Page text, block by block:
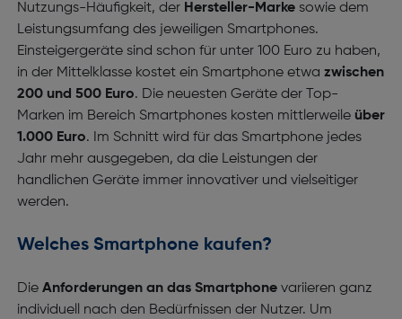
Nutzungs-Häufigkeit, der Hersteller-Markesowie dem
Leistungsumfang des jeweiligen Smartphones.
Einsteigergeräte sind schon für unter 100 Euro zu haben,
in der Mittelklasse kostet ein Smartphone etwa zwischen
200 und 500 Euro. Die neuesten Geräte der Top-
Marken im Bereich Smartphones kosten mittlerweile über
1.000 Euro. Im Schnitt wird für das Smartphone jedes
Jahr mehr ausgegeben, da die Leistungen der
handlichen Geräte immer innovativer und vielseitiger
werden.
Welches Smartphone kaufen?
Die Anforderungen an das Smartphone variieren ganz
individuell nach den Bedürfnissen der Nutzer. Um